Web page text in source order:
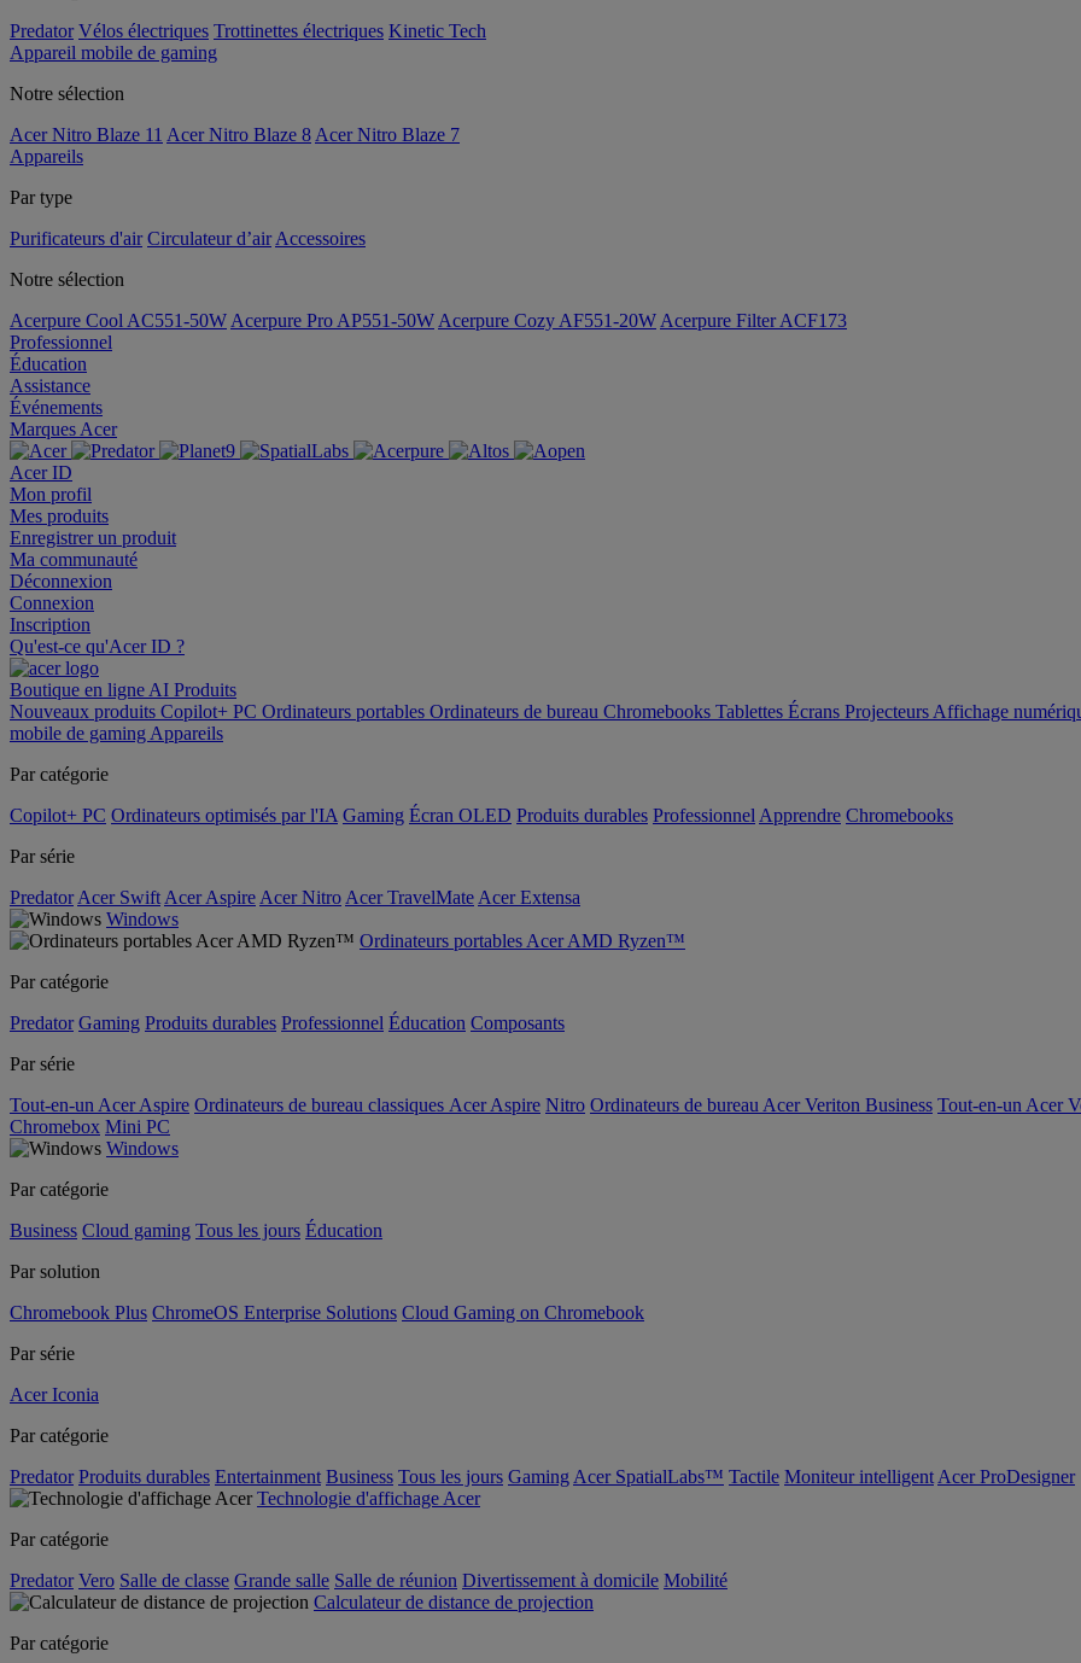
Predator Vélos électriques Trottinettes électriques Kinetic Tech
Appareil mobile de gaming
Notre sélection
Acer Nitro Blaze 11 Acer Nitro Blaze 8 Acer Nitro Blaze 7
Appareils
Par type
Purificateurs d'air Circulateur d’air Accessoires
Notre sélection
Acerpure Cool AC551-50W Acerpure Pro AP551-50W Acerpure Cozy AF551-20W Acerpure Filter ACF173
Professionnel
Éducation
Assistance
Événements
Marques Acer
Acer ID
Mon profil
Mes produits
Enregistrer un produit
Ma communauté
Déconnexion
Connexion
Inscription
Qu'est-ce qu'Acer ID ?
Boutique en ligne AI Produits
Nouveaux produits Copilot+ PC Ordinateurs portables Ordinateurs de bureau Chromebooks Tablettes Écrans Projecteurs Affichage
mobile de gaming Appareils
Par catégorie
Copilot+ PC Ordinateurs optimisés par l'IA Gaming Écran OLED Produits durables Professionnel Apprendre Chromebooks
Par série
Predator Acer Swift Acer Aspire Acer Nitro Acer TravelMate Acer Extensa
Windows
Ordinateurs portables Acer AMD Ryzen™
Par catégorie
Predator Gaming Produits durables Professionnel Éducation Composants
Par série
Tout-en-un Acer Aspire Ordinateurs de bureau classiques Acer Aspire Nitro Ordinateurs de bureau Acer Veriton Business Tout-en-un Acer
Chromebox Mini PC
Windows
Par catégorie
Business Cloud gaming Tous les jours Éducation
Par solution
Chromebook Plus ChromeOS Enterprise Solutions Cloud Gaming on Chromebook
Par série
Acer Iconia
Par catégorie
Predator Produits durables Entertainment Business Tous les jours Gaming Acer SpatialLabs™ Tactile Moniteur intelligent Acer ProDesigner
Technologie d'affichage Acer
Par catégorie
Predator Vero Salle de classe Grande salle Salle de réunion Divertissement à domicile Mobilité
Calculateur de distance de projection
Par catégorie